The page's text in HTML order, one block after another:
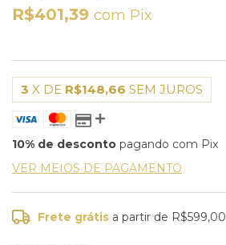
R$401,39 com Pix
3 X DE R$148,66 SEM JUROS
10% de desconto pagando com Pix
VER MEIOS DE PAGAMENTO
Frete grátis a partir de R$599,00